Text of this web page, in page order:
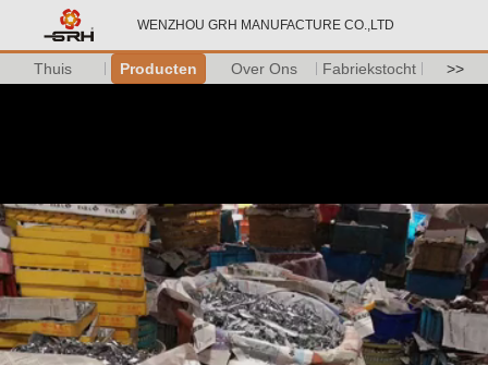
WENZHOU GRH MANUFACTURE CO.,LTD
Thuis Producten Over Ons Fabriekstocht >>